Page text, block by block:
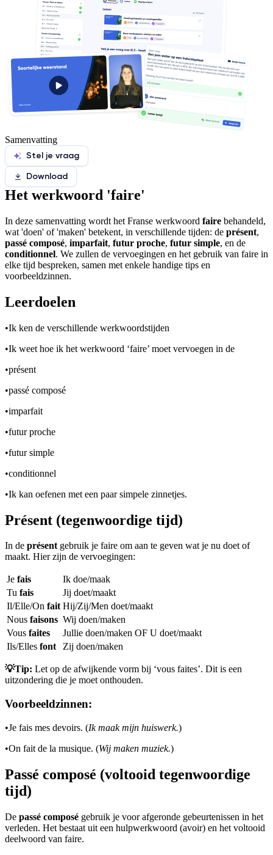
Samenvatting
Stel je vraag
Download
Het werkwoord 'faire'
In deze samenvatting wordt het Franse werkwoord faire behandeld,
wat 'doen' of 'maken' betekent, in verschillende tijden: de présent,
passé composé, imparfait, futur proche, futur simple, en de
conditionnel. We zullen de vervoegingen en het gebruik van faire in
elke tijd bespreken, samen met enkele handige tips en
voorbeeldzinnen.
Leerdoelen
•Ik ken de verschillende werkwoordstijden
•Ik weet hoe ik het werkwoord ‘faire’ moet vervoegen in de
•présent
•passé composé
•imparfait
•futur proche
•futur simple
•conditionnel
•Ik kan oefenen met een paar simpele zinnetjes.
Présent (tegenwoordige tijd)
In de présentgebruik je faire om aan te geven wat je nu doet of
maakt. Hier zijn de vervoegingen:
Je fais
Ik doe/maak
Tu fais
Jij doet/maakt
Il/Elle/On fait Hij/Zij/Men doet/maakt
Nous faisons Wij doen/maken
Vous faites
Jullie doen/maken OF U doet/maakt
Ils/Elles font Zij doen/maken
💡Tip: Let op de afwijkende vorm bij ‘vous faites’. Dit is een
uitzondering die je moet onthouden.
Voorbeeldzinnen:
•Je fais mes devoirs. (Ik maak mijn huiswerk.)
•On fait de la musique. (Wij maken muziek.)
Passé composé (voltooid tegenwoordige
tijd)
De passé composé gebruik je voor afgeronde gebeurtenissen in het
verleden. Het bestaat uit een hulpwerkwoord (avoir) en het voltooid
deelwoord van faire.